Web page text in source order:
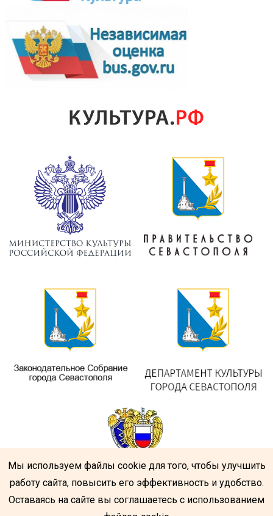
Мы используем файлы cookie для того, чтобы улучшить
работу сайта, повысить его эффективность и удобство.
Оставаясь на сайте вы соглашаетесь с использованием